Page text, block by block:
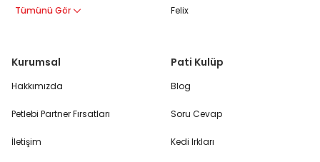
Tümünü Gör
Felix
Kurumsal
Hakkımızda
Petlebi Partner Fırsatları
İletişim
Pati Kulüp
Blog
Soru Cevap
Kedi Irkları